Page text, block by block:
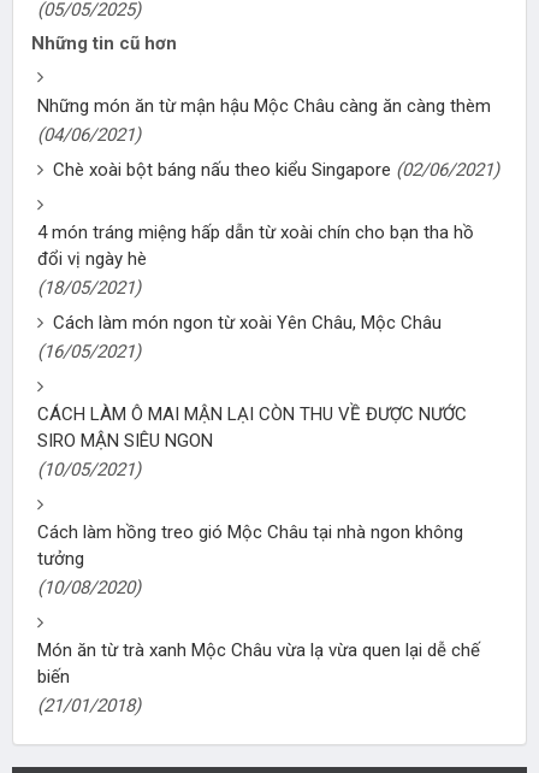
(05/05/2025)
Những tin cũ hơn
Những món ăn từ mận hậu Mộc Châu càng ăn càng thèm
(04/06/2021)
Chè xoài bột báng nấu theo kiểu Singapore (02/06/2021)
4 món tráng miệng hấp dẫn từ xoài chín cho bạn tha hồ
đổi vị ngày hè
(18/05/2021)
Cách làm món ngon từ xoài Yên Châu, Mộc Châu
(16/05/2021)
CÁCH LÀM Ô MAI MẬN LẠI CÒN THU VỀ ĐƯỢC NƯỚC
SIRO MẬN SIÊU NGON
(10/05/2021)
Cách làm hồng treo gió Mộc Châu tại nhà ngon không
tưởng
(10/08/2020)
Món ăn từ trà xanh Mộc Châu vừa lạ vừa quen lại dễ chế
biến
(21/01/2018)